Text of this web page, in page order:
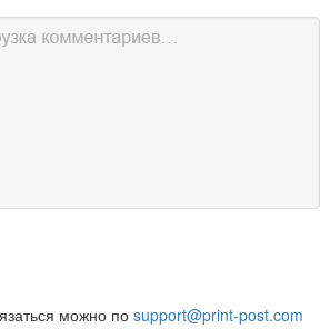
можно поsupport@print-post.com